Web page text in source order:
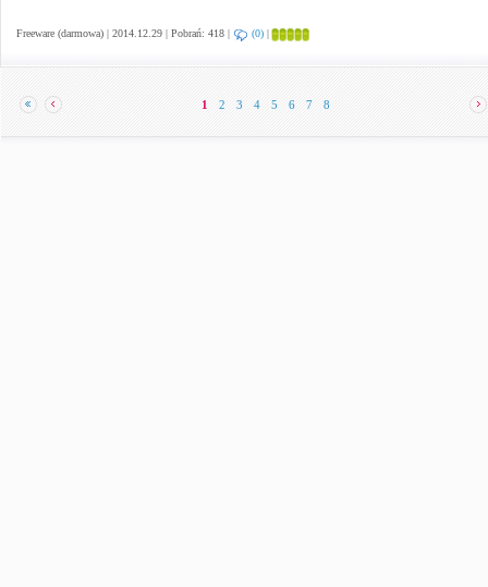
Freeware (darmowa) | 2014.12.29 | Pobrań: 418 | (0) |
1 2 3 4 5 6 7 8